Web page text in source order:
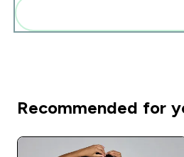
Recommended for